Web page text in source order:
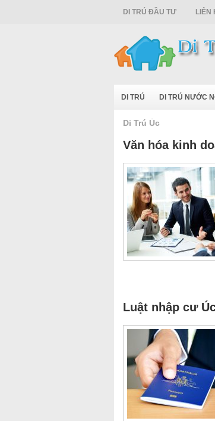
DI TRÚ ĐẦU TƯ LIÊN
DI TRÚ DI TRÚ NƯỚC
Di Trú Úc
Văn hóa kinh
Luật nhập cư